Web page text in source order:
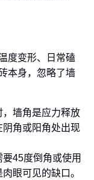
度变形、日常磕
本身，忽略了墙
，墙角是应力释放
阴角或阳角处出现
45度倒角或使用
眼可见的缺口。